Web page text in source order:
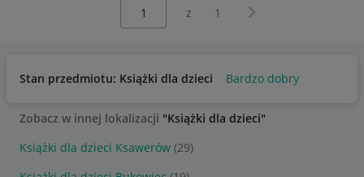
z 1 Następna strona
Stan przedmiotu: Książki dla dzieci Bardzo dobry
Zobacz w innej lokalizacji "Książki dla dzieci"
Książki dla dzieci Ksawerów (29)